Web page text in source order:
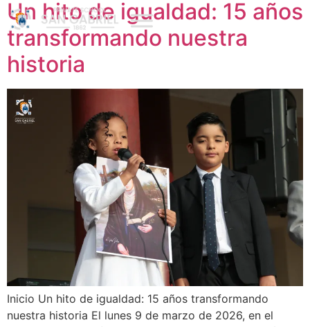
Un hito de igualdad: 15 años
transformando nuestra
historia
Inicio Un hito de igualdad: 15 años transformando
nuestra historia El lunes 9 de marzo de 2026, en el